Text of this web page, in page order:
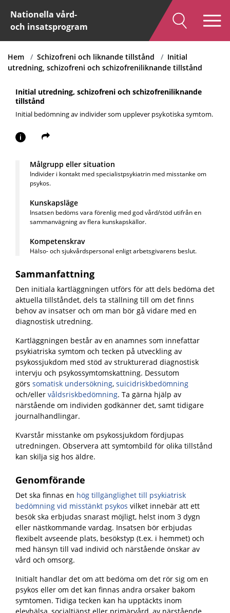
Nationella vård-
och insatsprogram
Hem Schizofreni och liknande tillstånd
Initial
utredning, schizofreni och schizofreniliknande tillstånd
Initial utredning, schizofreni och schizofreniliknande
tillstånd
Initial bedömning av individer som upplever psykotiska symtom.
i
Målgrupp eller situation
Individer i kontakt med specialistpsykiatrin med misstanke om
psykos.
Kunskapsläge
Insatsen bedöms vara förenlig med god vård/stöd utifrån en
sammanvägning av flera kunskapskällor.
Kompetenskrav
Hälso- och sjukvårdspersonal enligt arbetsgivarens beslut.
Sammanfattning
Den initiala kartläggningen utförs för att dels bedöma det
aktuella tillståndet, dels ta ställning till om det finns
behov av insatser och om man bör gå vidare med en
diagnostisk utredning.
Kartläggningen består av en anamnes som innefattar
psykiatriska symtom och tecken på utveckling av
psykossjukdom med stöd av strukturerad diagnostisk
intervju och psykossymtomskattning. Dessutom
görs somatisk undersökning, suicidriskbedömning
och/eller våldsriskbedömning. Ta gärna hjälp av
närstående om individen godkänner det, samt tidigare
journalhandlingar.
Kvarstår misstanke om psykossjukdom fördjupas
utredningen. Observera att symtombild för olika tillstånd
kan skilja sig hos äldre.
Genomförande
Det ska finnas en hög tillgänglighet till psykiatrisk
bedömning vid misstänkt psykos vilket innebär att ett
besök ska erbjudas snarast möjligt, helst inom 3 dygn
eller nästkommande vardag. Insatsen bör erbjudas
flexibelt avseende plats, besökstyp (t.ex. i hemmet) och
med hänsyn till vad individ och närstående önskar av
vård och omsorg.
Initialt handlar det om att bedöma om det rör sig om en
psykos eller om det kan finnas andra orsaker bakom
symtomen. Tidiga tecken kan ha upptäckts inom